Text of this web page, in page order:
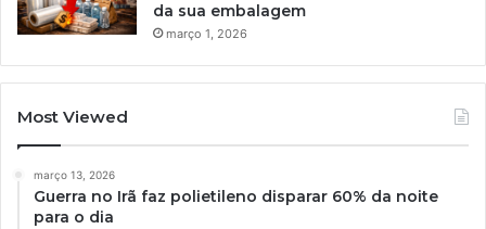
da sua embalagem
março 1, 2026
Most Viewed
março 13, 2026
Guerra no Irã faz polietileno disparar 60% da noite
para o dia